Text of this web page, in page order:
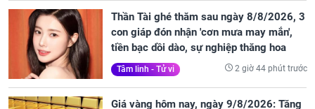
Thần Tài ghé thăm sau ngày 8/8/2026, 3
con giáp đón nhận 'cơn mưa may mắn',
tiền bạc dồi dào, sự nghiệp thăng hoa
Tâm linh - Tử vi 2 giờ 44 phút trước
Giá vàng hôm nay, ngày 9/8/2026: Tăng